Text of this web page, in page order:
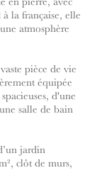
la française, elle
atmosphère
pièce de vie
équipée
d'une
salle de bain
jardin
clôt de murs,